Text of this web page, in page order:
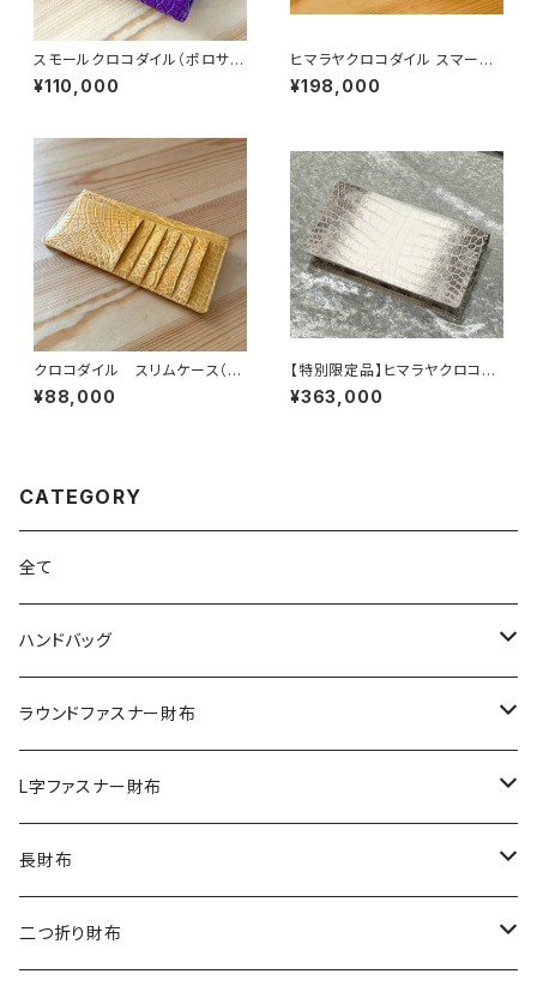
スモールクロコダイル（ポロサ
ス） 二つ折り コンパクトウォ
レット パープルブラック
¥110,000
ヒマラヤクロコダイル スマート
ウォレット
¥198,000
クロコダイル スリムケース（超
薄型財布） イエロー
¥88,000
【特別限定品】ヒマラヤクロコダ
イル 無双 200万円入る長財
布 札入れ
¥363,000
CATEGORY
全て
ハンドバッグ
クロコダイル
ダイヤモンドパイソン
オーストリッチ
シャーク
ラウンドファスナー財布
クロコダイル
ダイヤモンドパイソン
オーストリッチ
L字ファスナー財布
クロコダイル
ダイヤモンドパイソン
長財布
クロコダイル
二つ折り財布